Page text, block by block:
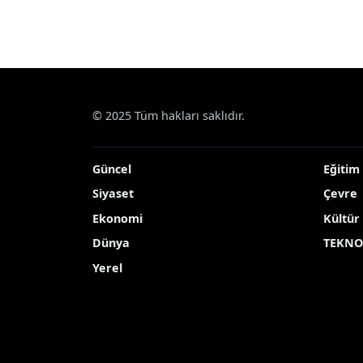
© 2025 Tüm hakları saklıdır.
Güncel
Siyaset
Ekonomi
Dünya
Yerel
Eğitim
Çevre
Kültür